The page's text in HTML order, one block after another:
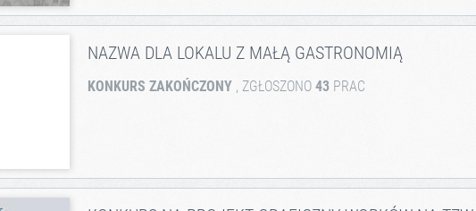
NAZWA DLA LOKALU Z MAŁĄ GASTRONOMIĄ
KONKURS ZAKOŃCZONY , ZGŁOSZONO 43 PRAC